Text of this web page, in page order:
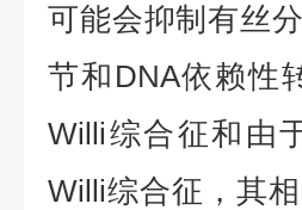
可能会抑制有丝
节和DNA依赖性
Willi综合征和由
Willi综合征，其